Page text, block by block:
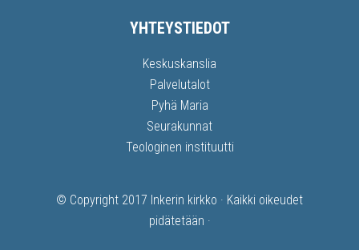
YHTEYSTIEDOT
Keskuskanslia
Palvelutalot
Pyhä Maria
Seurakunnat
Teologinen instituutti
© Copyright 2017 Inkerin kirkko · Kaikki oikeudet
pidätetään ·